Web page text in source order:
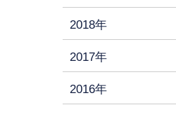
2018年
2017年
2016年